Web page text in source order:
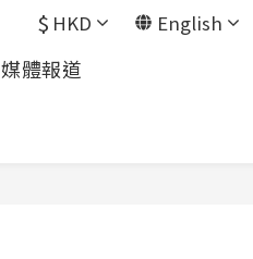
$ HKD English
媒體報道